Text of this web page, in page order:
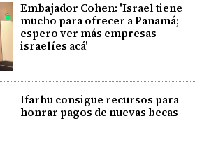
Embajador Cohen: 'Israel tiene
mucho para ofrecer a Panamá;
espero ver más empresas
israelíes acá'
Ifarhu consigue recursos para
honrar pagos de nuevas becas